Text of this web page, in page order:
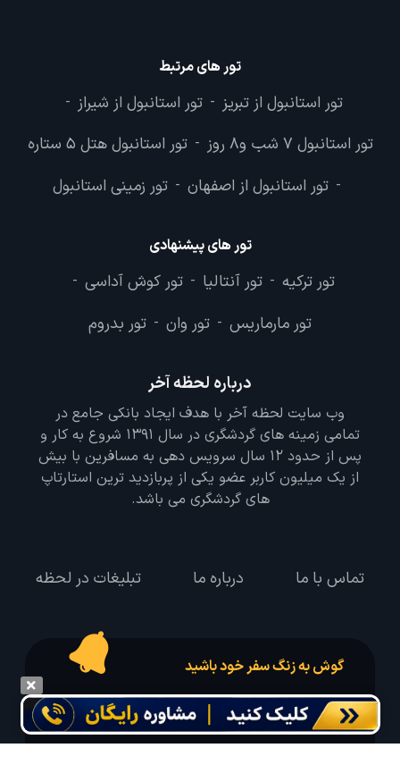
تور های مرتبط
تور استانبول از تبریز - تور استانبول از شیراز -
تور استانبول 7 شب و8 روز - تور استانبول هتل 5 ستاره
- تور استانبول از اصفهان - تور زمینی استانبول
تور های پیشنهادی
تور ترکیه - تور آنتالیا - تور کوش آداسی -
تور مارماریس - تور وان - تور بدروم
درباره لحظه آخر
وب سایت لحظه آخر با هدف ایجاد بانکی جامع در
تمامی زمینه های گردشگری در سال 1391 شروع به کار و
پس از حدود 12 سال سرویس دهی به مسافرین با بیش
از یک میلیون کاربر عضو یکی از پربازدید ترین استارتاپ
های گردشگری می باشد.
تماس با ما درباره ما تبلیغات در لحظه
گوش به زنگ سفر خود باشید
درخواست سفر خود را در مدت زمان دلخواه ثبت و پیامک بهترین آفر مربوط به تور
درخواستی خود را دریافت نمایید